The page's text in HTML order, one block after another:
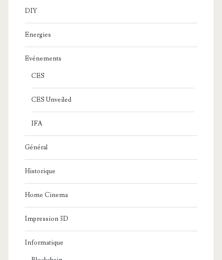
DIY
Energies
Evénements
CES
CES Unveiled
IFA
Général
Historique
Home Cinema
Impression 3D
Informatique